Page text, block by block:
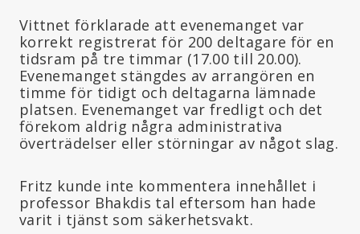
Vittnet förklarade att evenemanget var
korrekt registrerat för 200 deltagare för en
tidsram på tre timmar (17.00 till 20.00).
Evenemanget stängdes av arrangören en
timme för tidigt och deltagarna lämnade
platsen. Evenemanget var fredligt och det
förekom aldrig några administrativa
överträdelser eller störningar av något slag.
Fritz kunde inte kommentera innehållet i
professor Bhakdis tal eftersom han hade
varit i tjänst som säkerhetsvakt.